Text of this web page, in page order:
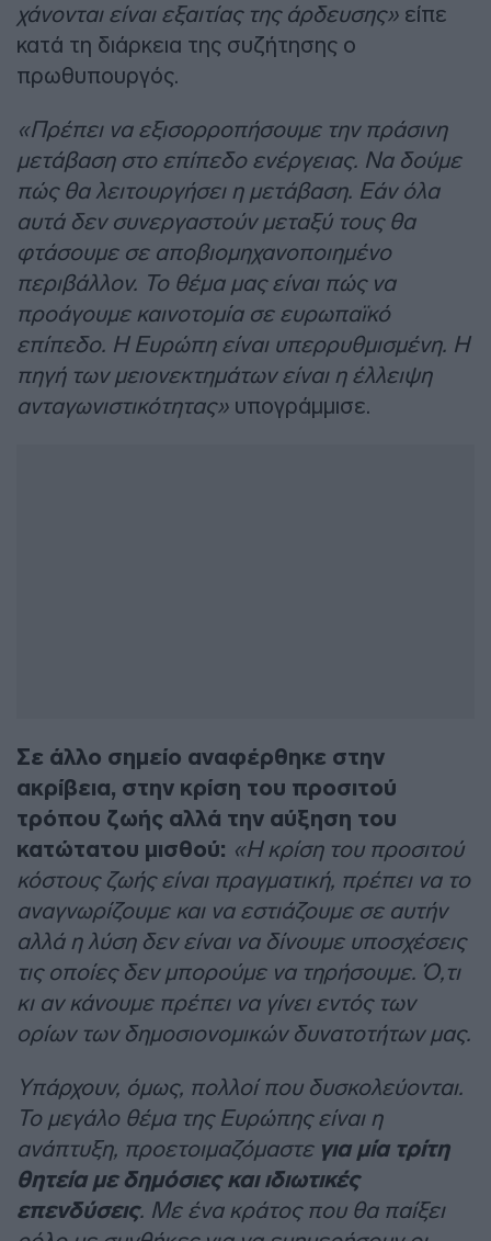
χάνονται είναι εξαιτίας της άρδευσης» είπε
κατά τη διάρκεια της συζήτησης ο
πρωθυπουργός.
«Πρέπει να εξισορροπήσουμε την πράσινη
μετάβαση στο επίπεδο ενέργειας. Να δούμε
πώς θα λειτουργήσει η μετάβαση. Εάν όλα
αυτά δεν συνεργαστούν μεταξύ τους θα
φτάσουμε σε αποβιομηχανοποιημένο
περιβάλλον. Το θέμα μας είναι πώς να
προάγουμε καινοτομία σε ευρωπαϊκό
επίπεδο. Η Ευρώπη είναι υπερρυθμισμένη. Η
πηγή των μειονεκτημάτων είναι η έλλειψη
ανταγωνιστικότητας» υπογράμμισε.
Σε άλλο σημείο αναφέρθηκε στην
ακρίβεια, στην κρίση του προσιτού
τρόπου ζωής αλλά την αύξηση του
κατώτατου μισθού: «Η κρίση του προσιτού
κόστους ζωής είναι πραγματική, πρέπει να το
αναγνωρίζουμε και να εστιάζουμε σε αυτήν
αλλά η λύση δεν είναι να δίνουμε υποσχέσεις
τις οποίες δεν μπορούμε να τηρήσουμε. Ό,τι
κι αν κάνουμε πρέπει να γίνει εντός των
ορίων των δημοσιονομικών δυνατοτήτων μας.
Υπάρχουν, όμως, πολλοί που δυσκολεύονται.
Το μεγάλο θέμα της Ευρώπης είναι η
ανάπτυξη, προετοιμαζόμαστεγια μία τρίτη
θητεία με δημόσιες και ιδιωτικές
επενδύσεις. Με ένα κράτος που θα παίξει